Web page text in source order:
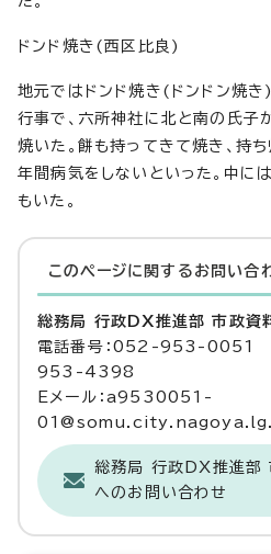
ドンド焼き(西区比良)
地元ではドンド焼き(ドンドン焼
行事で、六所神社に北と南の氏子
焼いた。餅も持ってきて焼き、持
年間病気をしないといった。中に
もいた。
このページに関する お問い合
総務局 行政DX推進部 市政資
電話番号：052-953-0051
953-4398
Eメール：a9530051-
総務局 行政DX推進部
へのお問い合わせ